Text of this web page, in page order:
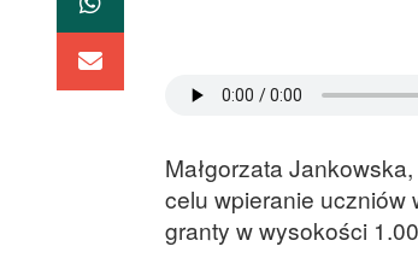
Małgorzata
celu wpieranie uczniów
granty w wysokości